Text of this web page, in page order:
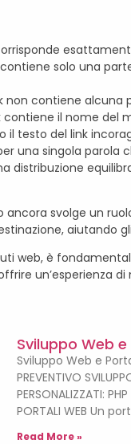
solo una
contiene alcuna
il nome del
testo del link
una singola
distribuzione
svolge un
aiutando
web, è
un’esperienza
Sviluppo Web
Sviluppo Web e
PREVENTIVO
PERSONALIZZATI:
PORTALI WEB Un
Read More »